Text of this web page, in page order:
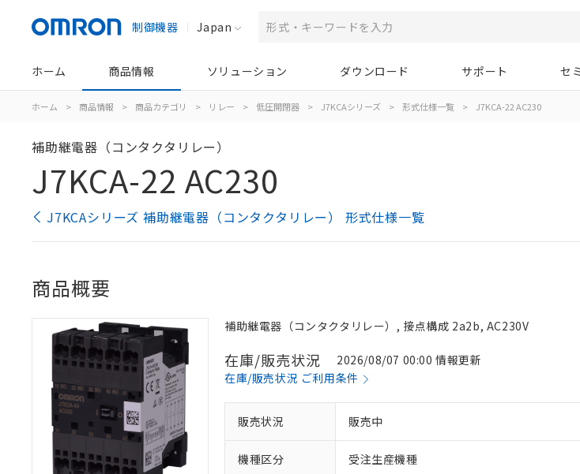
制御機器 Japan
ホーム 商品情報 ソリューション ダウンロード サポート セ
ホーム > 商品情報 > 商品カテゴリ > リレー > 低圧開閉器 > J7KCAシリーズ > 形式仕様一覧 > J7KCA-22 AC230
補助継電器（コンタクタリレー）
J7KCA-22 AC230
J7KCAシリーズ 補助継電器（コンタクタリレー） 形式仕様一覧
商品概要
補助継電器（コンタクタリレー）, 接点構成 2a2b, AC230V
在庫/販売状況
2026/08/07 00:00 情報更新
在庫/販売状況 ご利用条件
販売状況 販売中
機種区分 受注生産機種